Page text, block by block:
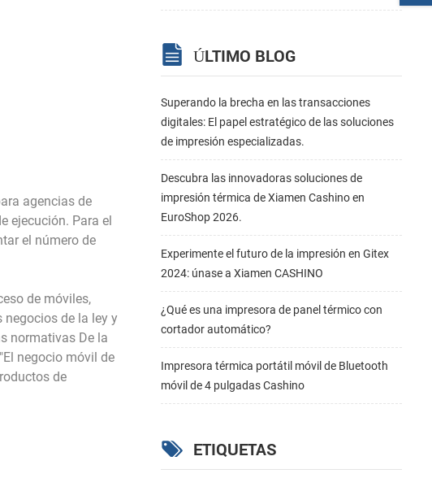
agencias de
ejecución. Para el
el número de
de móviles,
de la ley y
normativas De la
negocio móvil de
de
ÚLTIMO BLOG
Superando la brecha en las transacciones
digitales: El papel estratégico de las soluciones
de impresión especializadas.
Descubra las innovadoras soluciones de
impresión térmica de Xiamen Cashino en
EuroShop 2026.
Experimente el futuro de la impresión en Gitex
2024: únase a Xiamen CASHINO
¿Qué es una impresora de panel térmico con
cortador automático?
Impresora térmica portátil móvil de Bluetooth
móvil de 4 pulgadas Cashino
ETIQUETAS